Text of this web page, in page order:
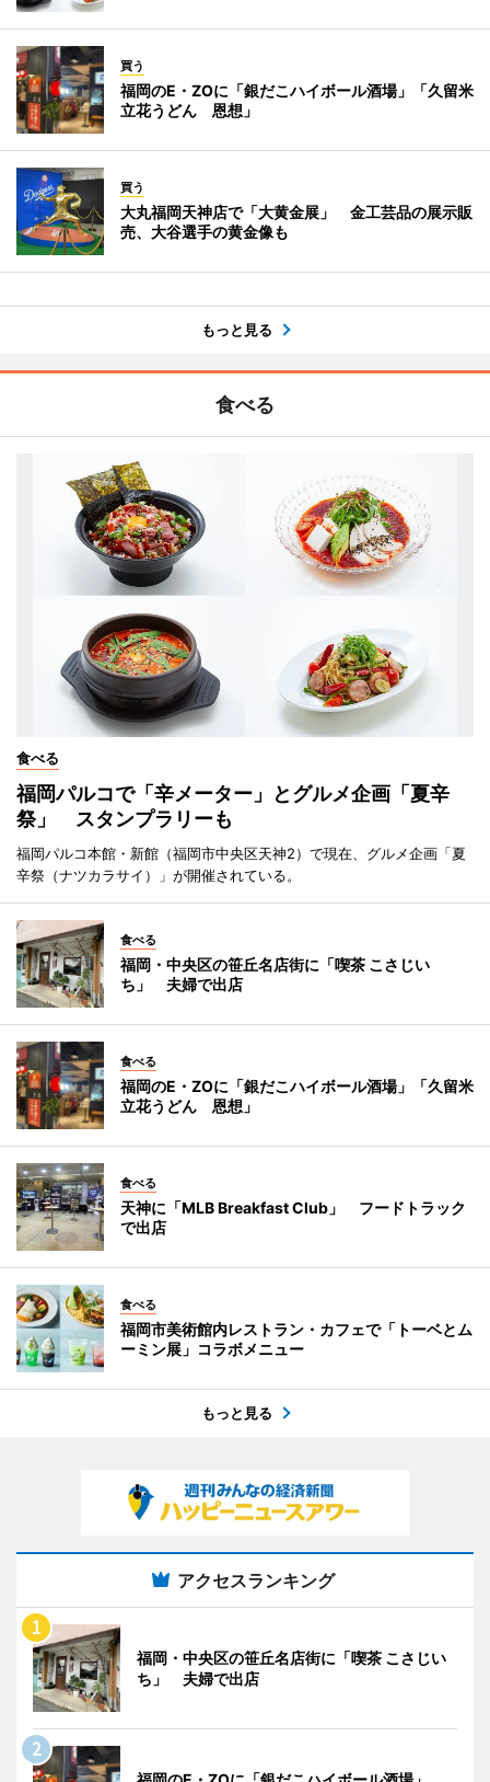
買う
福岡のE・ZOに「銀だこハイボール酒場」「久留米
立花うどん 恩想」
買う
大丸福岡天神店で「大黄金展」 金工芸品の展示販
売、大谷選手の黄金像も
もっと見る
食べる
食べる
福岡パルコで「辛メーター」とグルメ企画「夏辛
祭」 スタンプラリーも
福岡パルコ本館・新館（福岡市中央区天神2）で現在、グルメ企画「夏
辛祭（ナツカラサイ）」が開催されている。
食べる
福岡・中央区の笹丘名店街に「喫茶 こさじい
ち」 夫婦で出店
食べる
福岡のE・ZOに「銀だこハイボール酒場」「久留米
立花うどん 恩想」
食べる
天神に「MLB Breakfast Club」 フードトラック
で出店
食べる
福岡市美術館内レストラン・カフェで「トーベとム
ーミン展」コラボメニュー
もっと見る
アクセスランキング
福岡・中央区の笹丘名店街に「喫茶 こさじい
ち」 夫婦で出店